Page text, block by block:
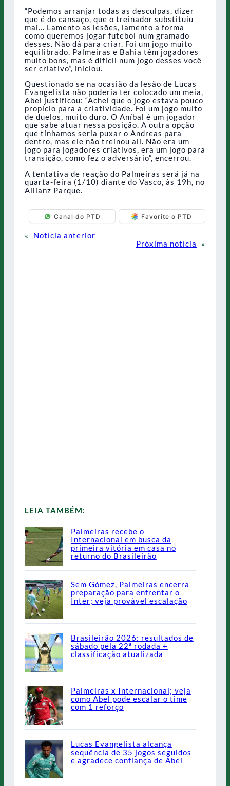
“Podemos arranjar todas as desculpas, dizer
que é do cansaço, que o treinador substituiu
mal… Lamento as lesões, lamento a forma
como queremos jogar futebol num gramado
desses. Não dá para criar. Foi um jogo muito
equilibrado. Palmeiras e Bahia têm jogadores
muito bons, mas é difícil num jogo desses você
ser criativo”, iniciou.
Questionado se na ocasião da lesão de Lucas
Evangelista não poderia ter colocado um meia,
Abel justificou: “Achei que o jogo estava pouco
propício para a criatividade. Foi um jogo muito
de duelos, muito duro. O Aníbal é um jogador
que sabe atuar nessa posição. A outra opção
que tínhamos seria puxar o Andreas para
dentro, mas ele não treinou ali. Não era um
jogo para jogadores criativos, era um jogo para
transição, como fez o adversário”, encerrou.
A tentativa de reação do Palmeiras será já na
quarta-feira (1/10) diante do Vasco, às 19h, no
Allianz Parque.
Canal do PTD Favorite o PTD
«
Notícia anterior
Próxima notícia
»
LEIA TAMBÉM:
Palmeiras recebe o
Internacional em busca da
primeira vitória em casa no
returno do Brasileirão
Sem Gómez, Palmeiras encerra
preparação para enfrentar o
Inter; veja provável escalação
Brasileirão 2026: resultados de
sábado pela 22ª rodada +
classificação atualizada
Palmeiras x Internacional; veja
como Abel pode escalar o time
com 1 reforço
Lucas Evangelista alcança
sequência de 35 jogos seguidos
e agradece confiança de Abel